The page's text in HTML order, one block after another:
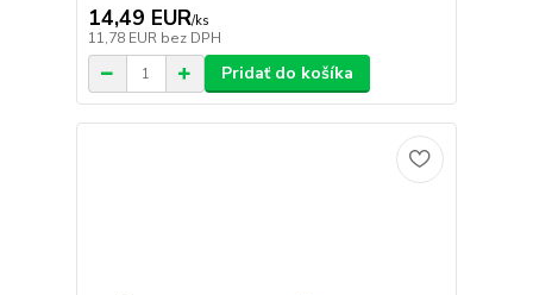
14,49 EUR/ks
11,78 EUR bez DPH
Pridať do košíka